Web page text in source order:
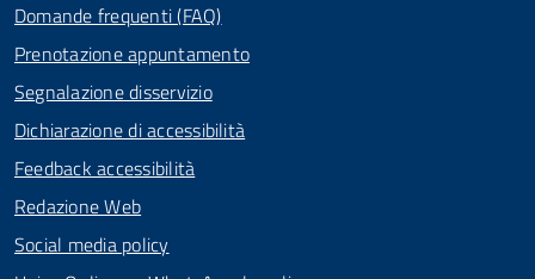
Domande frequenti (FAQ)
Prenotazione appuntamento
Segnalazione disservizio
Dichiarazione di accessibilità
Feedback accessibilità
Redazione Web
Social media policy